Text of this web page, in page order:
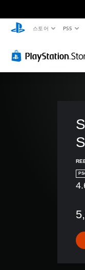
스토어 PS5
총
별
으
로
터